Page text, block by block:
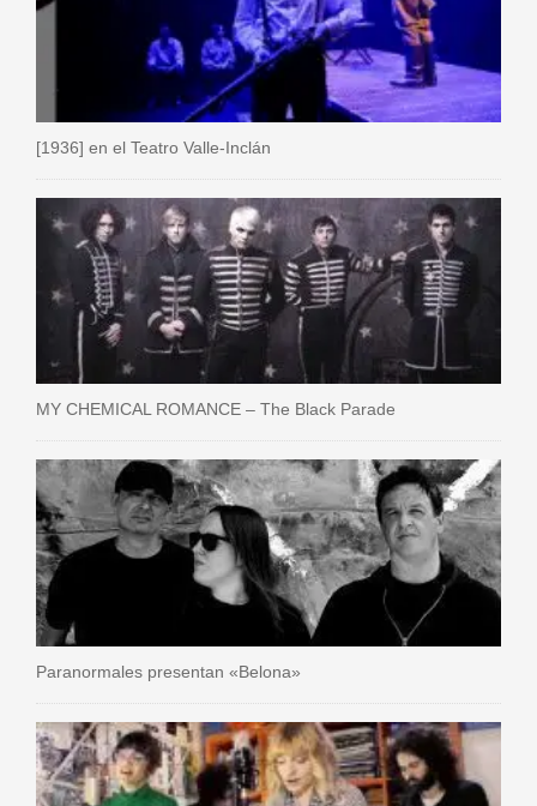
[1936] en el Teatro Valle-Inclán
MY CHEMICAL ROMANCE – The Black Parade
Paranormales presentan «Belona»